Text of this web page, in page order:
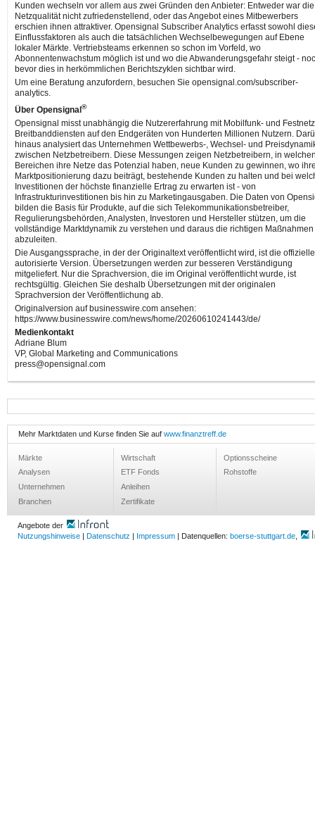
Kunden wechseln vor allem aus zwei Gründen den Anbieter: Entweder war die
Netzqualität nicht zufriedenstellend, oder das Angebot eines Mitbewerbers
erschien ihnen attraktiver. Opensignal Subscriber Analytics erfasst sowohl
Einflussfaktoren als auch die tatsächlichen Wechselbewegungen auf Ebene
lokaler Märkte. Vertriebsteams erkennen so schon im Vorfeld, wo
Abonnentenwachstum möglich ist und wo die Abwanderungsgefahr steigt -
bevor dies in herkömmlichen Berichtszyklen sichtbar wird.
Um eine Beratung anzufordern, besuchen Sie opensignal.com/subscriber-
analytics.
Über Opensignal ®
Opensignal misst unabhängig die Nutzererfahrung mit Mobilfunk- und
Breitbanddiensten auf den Endgeräten von Hunderten Millionen Nutzern.
hinaus analysiert das Unternehmen Wettbewerbs-, Wechsel- und
zwischen Netzbetreibern. Diese Messungen zeigen Netzbetreibern, in
Bereichen ihre Netze das Potenzial haben, neue Kunden zu gewinnen, wo
Marktpositionierung dazu beiträgt, bestehende Kunden zu halten und bei
Investitionen der höchste finanzielle Ertrag zu erwarten ist - von
Infrastrukturinvestitionen bis hin zu Marketingausgaben. Die Daten von
bilden die Basis für Produkte, auf die sich Telekommunikationsbetreiber,
Regulierungsbehörden, Analysten, Investoren und Hersteller stützen, um die
vollständige Marktdynamik zu verstehen und daraus die richtigen Maßnahmen
abzuleiten.
Die Ausgangssprache, in der der Originaltext veröffentlicht wird, ist die
autorisierte Version. Übersetzungen werden zur besseren Verständigung
mitgeliefert. Nur die Sprachversion, die im Original veröffentlicht wurde, ist
rechtsgültig. Gleichen Sie deshalb Übersetzungen mit der originalen
Sprachversion der Veröffentlichung ab.
Originalversion auf businesswire.com ansehen:
https://www.businesswire.com/news/home/20260610241443/de/
Medienkontakt
Adriane Blum
VP, Global Marketing and Communications
press@opensignal.com
Mehr Marktdaten und Kurse finden Sie auf www.finanztreff.de
Märkte
Analysen
Unternehmen
Branchen
Wirtschaft
ETF Fonds
Anleihen
Zertifikate
Optionsscheine
Rohstoffe
Angebote der
Nutzungshinweise
Datenschutz Impressum | Datenquellen: boerse-stuttgart.de,